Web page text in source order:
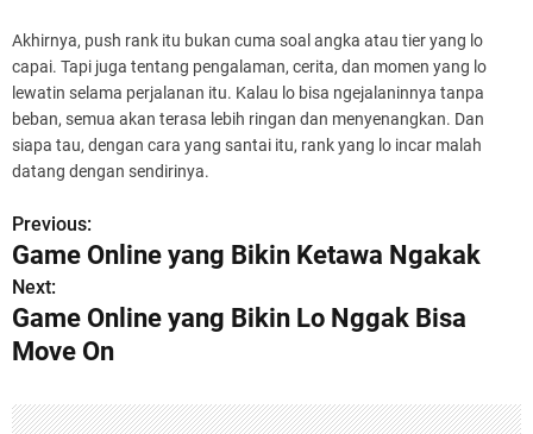
Akhirnya, push rank itu bukan cuma soal angka atau tier yang lo
capai. Tapi juga tentang pengalaman, cerita, dan momen yang lo
lewatin selama perjalanan itu. Kalau lo bisa ngejalaninnya tanpa
beban, semua akan terasa lebih ringan dan menyenangkan. Dan
siapa tau, dengan cara yang santai itu, rank yang lo incar malah
datang dengan sendirinya.
P
o
s
t
n
Previous:
Game Online yang Bikin Ketawa Ngakak
Next:
Game Online yang Bikin Lo Nggak Bisa
Move On